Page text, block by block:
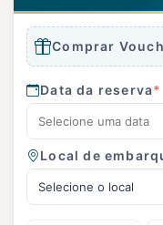
Comprar
Data da reserva*
Local de
Selecione o local